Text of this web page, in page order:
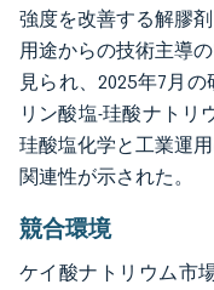
強度を改善する解膠
用途からの技術主導
見られ、2025年7月
リン酸塩-珪酸ナトリ
珪酸塩化学と工業運
関連性が示された。
競合環境
ケイ酸ナトリウム市